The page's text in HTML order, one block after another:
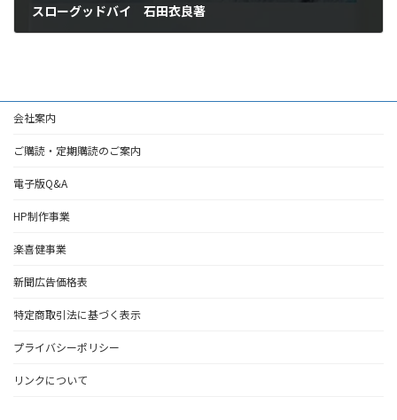
スローグッドバイ 石田衣良著
会社案内
ご購読・定期購読のご案内
電子版Q&A
HP制作事業
楽喜健事業
新聞広告価格表
特定商取引法に基づく表示
プライバシーポリシー
リンクについて